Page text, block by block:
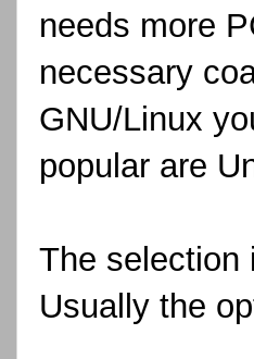
needs more
necessary
GNU/Linux
popular are
The selection
Usually the